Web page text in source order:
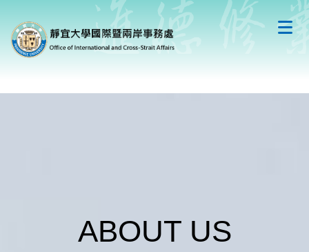
主
要
區
ABOUT US